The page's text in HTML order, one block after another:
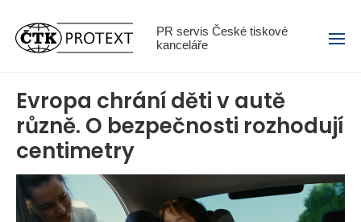
PR servis České tiskové
kanceláře
Menu
Evropa chrání děti v autě
různě. O bezpečnosti rozhodují
centimetry